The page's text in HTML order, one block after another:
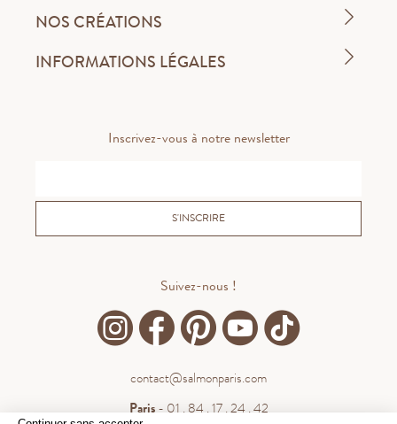
NOS CRÉATIONS
INFORMATIONS LÉGALES
Inscrivez-vous à notre newsletter
S'INSCRIRE
Suivez-nous !
contact@salmonparis.com
Paris- 01 . 84 . 17 . 24 . 42